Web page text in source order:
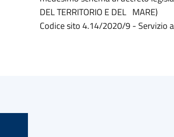
DEL TERRITORIO E DEL MARE)
Codice sito 4.14/2020/9 - Servizio